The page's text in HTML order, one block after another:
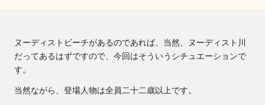
ヌーディストビーチがあるのであれば、当然、ヌーディスト川
だってあるはずですので、今回はそういうシチュエーションで
す。
当然ながら、登場人物は全員二十二歳以上です。